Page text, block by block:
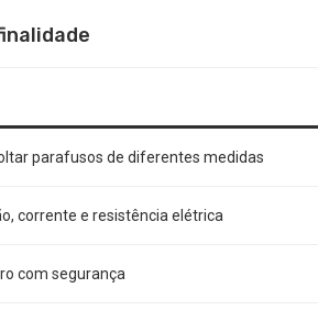
parafusos de diferentes medidas
corrente e resistência elétrica
com segurança